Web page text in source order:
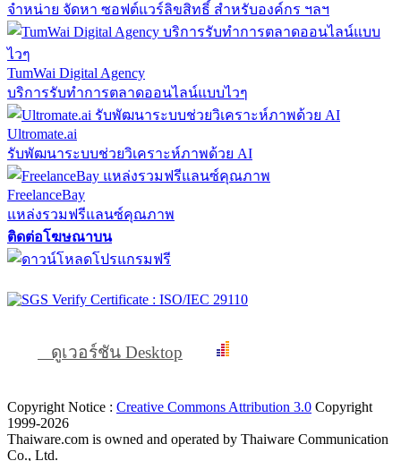
จำหน่าย จัดหา ซอฟต์แวร์ลิขสิทธิ์ สำหรับองค์กร ฯลฯ
TumWai Digital Agency
บริการรับทำการตลาดออนไลน์แบบไวๆ
Ultromate.ai
รับพัฒนาระบบช่วยวิเคราะห์ภาพด้วย AI
FreelanceBay
แหล่งรวมฟรีแลนซ์คุณภาพ
ติดต่อโฆษณาบน
ดูเวอร์ชัน Desktop
Copyright Notice : Creative Commons Attribution 3.0 Copyright
1999-2026
Thaiware.com is owned and operated by Thaiware Communication
Co., Ltd.